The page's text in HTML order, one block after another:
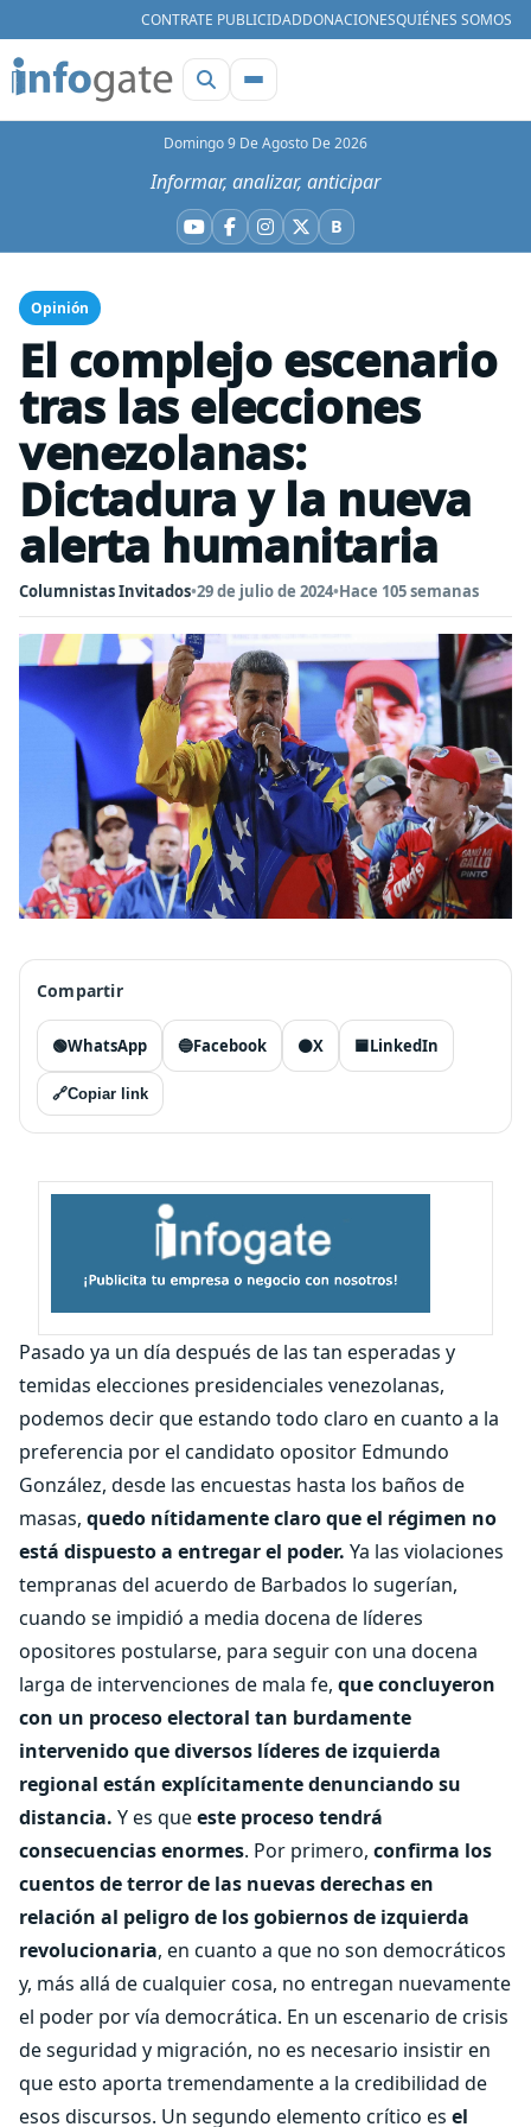
CONTRATE PUBLICIDADDONACIONESQUIÉNES SOMOS
Domingo 9 De Agosto De 2026
Informar, analizar, anticipar
YouTube
Facebook
Instagram
X BBluesky
Opinión
El complejo escenario
tras las elecciones
venezolanas:
Dictadura y la nueva
alerta humanitaria
Columnistas Invitados•29 de julio de 2024•Hace 105 semanas
Compartir
🟢WhatsApp 🔵Facebook ⚫X 🟦LinkedIn
🔗Copiar link
Pasado ya un día después de las tan esperadas y
temidas elecciones presidenciales venezolanas,
podemos decir que estando todo claro en cuanto a la
preferencia por el candidato opositor Edmundo
González, desde las encuestas hasta los baños de
masas, quedo nítidamente claro que el régimen no
está dispuesto a entregar el poder. Ya las violaciones
tempranas del acuerdo de Barbados lo sugerían,
cuando se impidió a media docena de líderes
opositores postularse, para seguir con una docena
larga de intervenciones de mala fe, que concluyeron
con un proceso electoral tan burdamente
intervenido que diversos líderes de izquierda
regional están explícitamente denunciando su
distancia. Y es queeste proceso tendrá
consecuencias enormes. Por primero, confirma los
cuentos de terror de las nuevas derechas en
relación al peligro de los gobiernos de izquierda
revolucionaria, en cuanto a que no son democráticos
y, más allá de cualquier cosa, no entregan nuevamente
el poder por vía democrática. En un escenario de crisis
de seguridad y migración, no es necesario insistir en
que esto aporta tremendamente a la credibilidad de
esos discursos. Un segundo elemento crítico es el